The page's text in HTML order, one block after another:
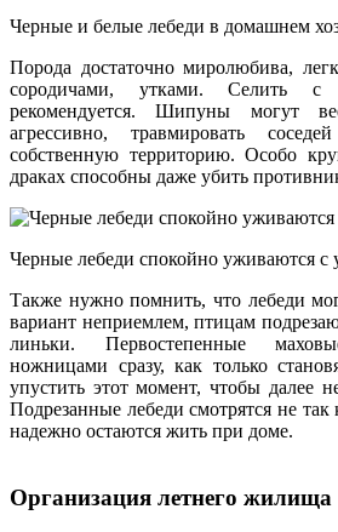
Черные и белые лебеди в домашнем
Порода достаточно миролюбива,
сородичами, утками. Селить
рекомендуется. Шипуны могут
агрессивно, травмировать
собственную территорию. Особо
драках способны даже убить
Черные лебеди спокойно уживаются с
Также нужно помнить, что лебеди
вариант неприемлем, птицам
линьки. Первостепенные
ножницами сразу, как только
упустить этот момент, чтобы далее
Подрезанные лебеди смотрятся не
надежно остаются жить при доме.
Организация летнего жилища